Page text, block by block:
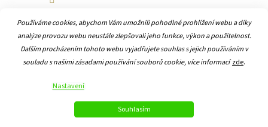
Používáme cookies, abychom Vám umožnili pohodlné prohlížení webu a díky
analýze provozu webu neustále zlepšovali jeho funkce, výkon a použitelnost.
Dalším procházením tohoto webu vyjadřujete souhlas s jejich používáním v
souladu s našimi zásadami používání souborů cookie, více informacízde.
Nastavení
Souhlasím
Vytvořil Shoptet
Copyright 2026Hodiny-online.cz. Všechna práva vyhrazena.
Upravit nastavení cookies